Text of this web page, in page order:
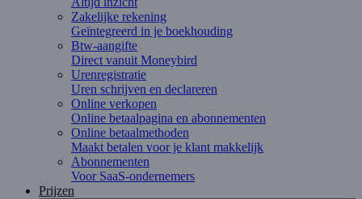
Zakelijke rekening
Geïntegreerd in je boekhouding
Btw-aangifte
Direct vanuit Moneybird
Urenregistratie
Uren schrijven en declareren
Online verkopen
Online betaalpagina en abonnementen
Online betaalmethoden
Maakt betalen voor je klant makkelijk
Abonnementen
Voor SaaS-ondernemers
Prijzen